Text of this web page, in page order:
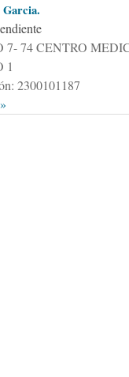
7- 74 CENTRO
1
2300101187